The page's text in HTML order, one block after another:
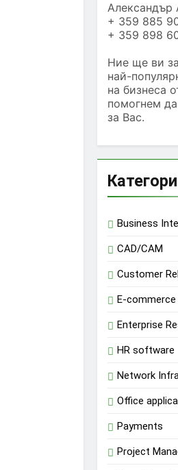
Александър
+ 359 885
+ 359 898
Ние ще ви
най-
на бизнеса
помогнем
за Вас.
Business
CAD/CAM
Customer
E-commerce
Enterprise
HR software
Network
Office
Payments
Project